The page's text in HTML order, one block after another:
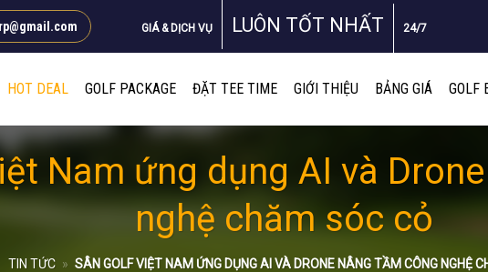
GIÁ & DỊCH VỤ LUÔN TỐT NHẤT 24/7
HOT DEAL GOLF PACKAGE ĐẶT TEE TIME GIỚI THIỆU BẢNG GIÁ GOLF
Nam ứng dụng AI và
nghệ chăm sóc cỏ
TIN TỨC » SÂN GOLF VIỆT NAM ỨNG DỤNG AI VÀ DRONE NÂNG TẦM CÔNG NGHỆ